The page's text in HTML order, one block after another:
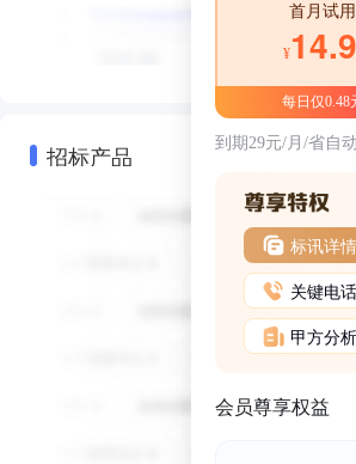
招标产品
首月试用
¥14.9
每日仅0.48
到期29元/月/省自
标讯详
关键电
甲方分
会员尊享权益